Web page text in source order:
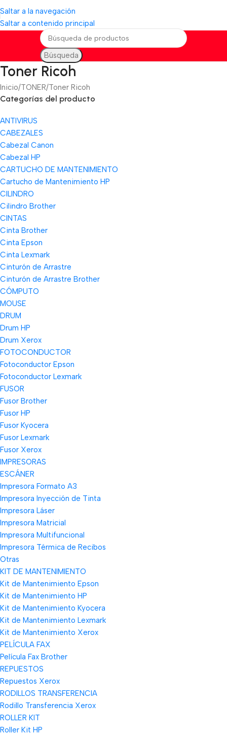
Saltar a la navegación
Saltar a contenido principal
Búsqueda
Toner Ricoh
Inicio TONER Toner Ricoh
Categorías del producto
ANTIVIRUS
CABEZALES
Cabezal Canon
Cabezal HP
CARTUCHO DE MANTENIMIENTO
Cartucho de Mantenimiento HP
CILINDRO
Cilindro Brother
CINTAS
Cinta Brother
Cinta Epson
Cinta Lexmark
Cinturón de Arrastre
Cinturón de Arrastre Brother
CÓMPUTO
MOUSE
DRUM
Drum HP
Drum Xerox
FOTOCONDUCTOR
Fotoconductor Epson
Fotoconductor Lexmark
FUSOR
Fusor Brother
Fusor HP
Fusor Kyocera
Fusor Lexmark
Fusor Xerox
IMPRESORAS
ESCÁNER
Impresora Formato A3
Impresora Inyección de Tinta
Impresora Láser
Impresora Matricial
Impresora Multifuncional
Impresora Térmica de Recibos
Otras
KIT DE MANTENIMIENTO
Kit de Mantenimiento Epson
Kit de Mantenimiento HP
Kit de Mantenimiento Kyocera
Kit de Mantenimiento Lexmark
Kit de Mantenimiento Xerox
PELÍCULA FAX
Película Fax Brother
REPUESTOS
Repuestos Xerox
RODILLOS TRANSFERENCIA
Rodillo Transferencia Xerox
ROLLER KIT
Roller Kit HP